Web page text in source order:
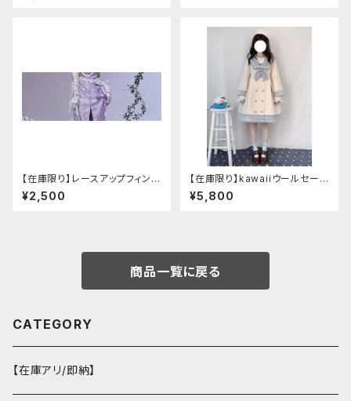
【在庫限り】レースアップフィンガ
ーレスカバー(パンクチャイナ)
¥2,500
【在庫限り】kawaiiウールセーラ
ージャケット(胸元リボン付き) M
サイズ
¥5,800
商品一覧に戻る
CATEGORY
【在庫アリ/即納】